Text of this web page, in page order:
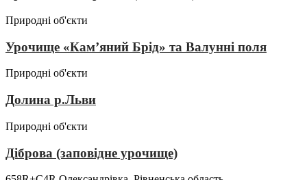
Природні об'єкти
Урочище «Кам’яний Брід» та Валунні поля
Природні об'єкти
Долина р.Льви
Природні об'єкти
Діброва (заповідне урочище)